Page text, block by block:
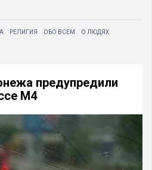
РЕЛИГИЯ ОБО ВСЕМ
О ЛЮДЯХ
предупредили
М4